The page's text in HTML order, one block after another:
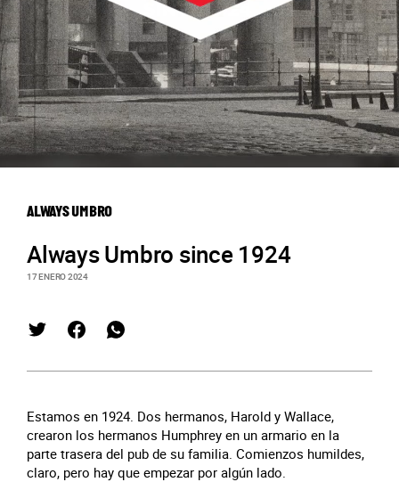
ALWAYS UMBRO
Always Umbro since 1924
17 ENERO 2024
Estamos en 1924. Dos hermanos, Harold y Wallace,
crearon los hermanos Humphrey en un armario en la
parte trasera del pub de su familia. Comienzos humildes,
claro, pero hay que empezar por algún lado.